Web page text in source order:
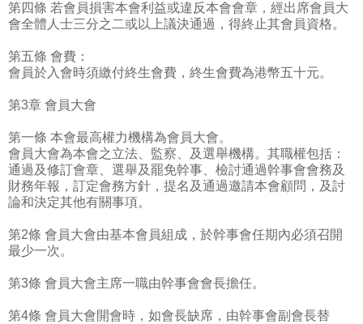
第四條 若會員損害本會利益或違反本會會章，經出席會員大
會全體人士三分之二或以上議決通過，得終止其會員資格。
第五條 會費：
會員於入會時須繳付終生會費，終生會費為港幣五十元。
第3章 會員大會
第一條 本會最高權力機構為會員大會。
會員大會為本會之立法、監察、及選舉機構。其職權包括：
通過及修訂會章、選舉及罷免幹事、檢討通過幹事會會務及
財務年報，訂定會務方針，提名及通過邀請本會顧問，及討
論和決定其他有關事項。
第2條 會員大會由基本會員組成，於幹事會任期內必須召開
最少一次。
第3條 會員大會主席一職由幹事會會長擔任。
第4條 會員大會開會時，如會長缺席，由幹事會副會長替